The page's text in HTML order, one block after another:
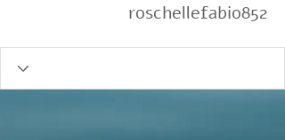
roschellefabio852